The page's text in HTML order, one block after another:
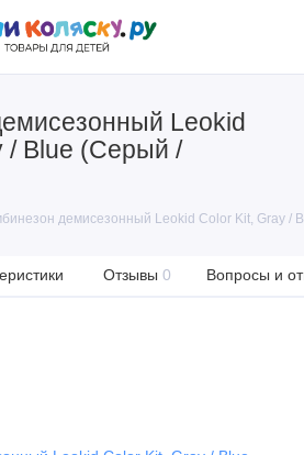
Leokid
/ Blue (Серый /
демисезонный Leokid Color Kit, Gray /
Отзывы 0 Вопросы и